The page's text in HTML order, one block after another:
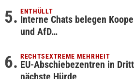
ENTHÜLLT
Interne Chats belegen
und AfD…
RECHTSEXTREME MEHRHEIT
EU-Abschiebezentren in
nächste Hürde